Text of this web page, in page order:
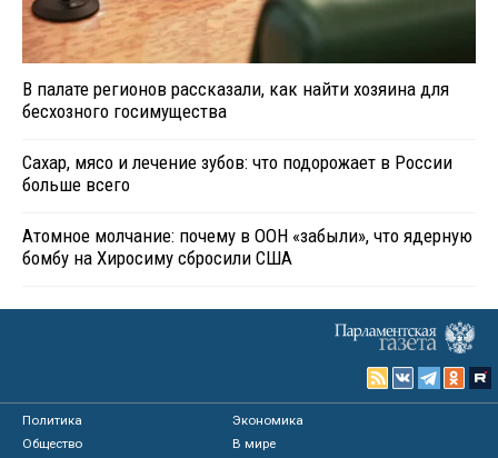
В палате регионов рассказали, как найти хозяина для
бесхозного госимущества
Сахар, мясо и лечение зубов: что подорожает в России
больше всего
Атомное молчание: почему в ООН «забыли», что ядерную
бомбу на Хиросиму сбросили США
Политика
Экономика
Общество
В мире